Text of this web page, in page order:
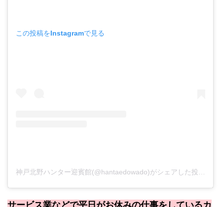
この投稿をInstagramで見る
サービス業などで平日がお休みの仕事をしているカ